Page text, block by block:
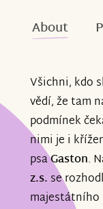
About
Všichni, kdo
vědí, že tam
podmínek
nimi je i
psaGaston.
z.s. se
majestátního